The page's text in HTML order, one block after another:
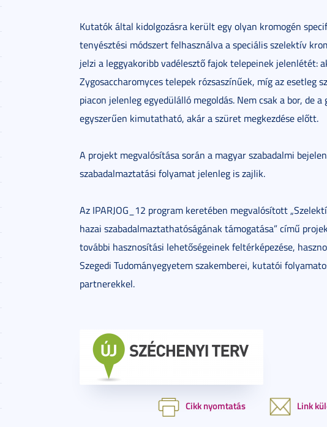
Kutatók által kidolgozásra került egy olyan kromogén
tenyésztési módszert felhasználva a speciális szelektív
jelzi a leggyakoribb vadélesztő fajok telepeinek jelenlétét:
Zygosaccharomyces telepek rózsaszínűek, míg az esetleg
piacon jelenleg egyedülálló megoldás. Nem csak a bor, de
egyszerűen kimutatható, akár a szüret megkezdése előtt.
A projekt megvalósítása során a magyar szabadalmi
szabadalmaztatási folyamat jelenleg is zajlik.
Az IPARJOG_12 program keretében megvalósított
hazai szabadalmaztathatóságának támogatása” című
további hasznosítási lehetőségeinek feltérképezése,
Szegedi Tudományegyetem szakemberei, kutatói
partnerekkel.
Cikk nyomtatás Link